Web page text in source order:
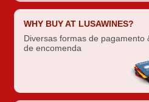
WHY BUY AT LUSAWINES?
Diversas formas de pagamento
de encomenda